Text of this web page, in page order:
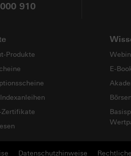
910
Produkte
Zertifikate
E-
Datenschutzhinweise